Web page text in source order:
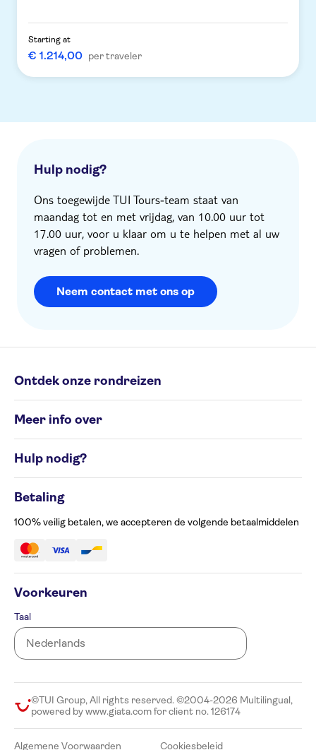
Starting at
€ 1.214,00 per traveler
Hulp nodig?
Ons toegewijde TUI Tours‑team staat van
maandag tot en met vrijdag, van 10.00 uur tot
17.00 uur, voor u klaar om u te helpen met al uw
vragen of problemen.
Neem contact met ons op
Ontdek onze rondreizen
Groepsrondreizen
Rondreisbestemmingen
Meer info over
Cookiesbeleid
Privacyverklaring
Beheer uw cookievoorkeuren
Toegankelijkheid
Hulp nodig?
Klachtenformulier
Betaling
100% veilig betalen, we accepteren de volgende betaalmiddelen
Voorkeuren
Taal
©TUI Group, All rights reserved. ©2004-2026 Multilingual,
powered by www.giata.com for client no. 126174
Algemene Voorwaarden Cookiesbeleid